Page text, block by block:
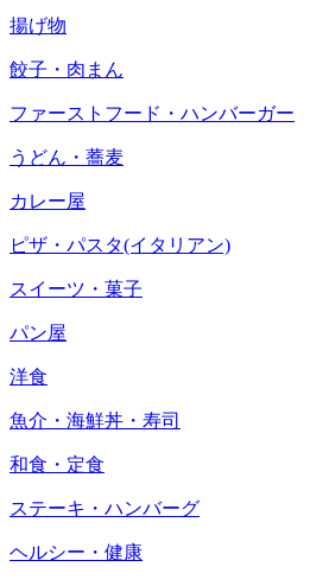
揚げ物
餃子・肉まん
ファーストフード・ハンバーガー
うどん・蕎麦
カレー屋
ピザ・パスタ(イタリアン)
スイーツ・菓子
パン屋
洋食
魚介・海鮮丼・寿司
和食・定食
ステーキ・ハンバーグ
ヘルシー・健康